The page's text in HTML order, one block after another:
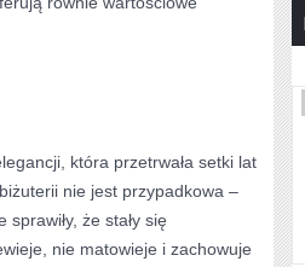
która przetrwała setki lat
nie jest przypadkowa –
że stały się
nie matowieje i zachowuje